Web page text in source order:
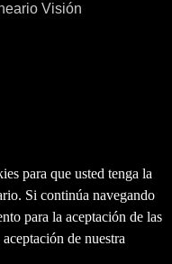
Visión
para que usted tenga la
Si continúa navegando
para la aceptación de las
de nuestra